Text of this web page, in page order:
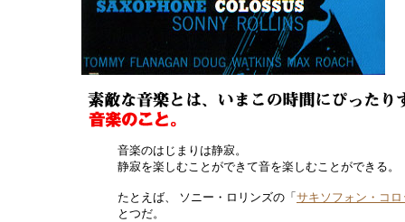
音楽のはじまりは静寂。
静寂を楽しむことができて音を楽しむことができる。
たとえば、 ソニー・ロリンズの「 サキソフォン・コロ
とつだ。